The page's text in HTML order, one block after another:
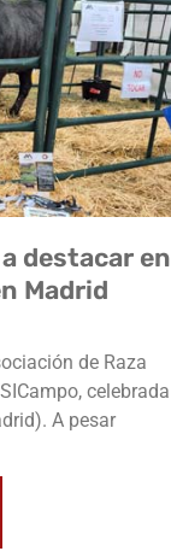
destacar en
Madrid
de Raza
celebrada
A pesar